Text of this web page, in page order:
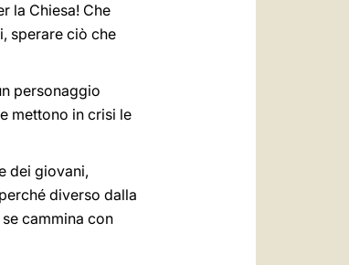
la Chiesa! Che
sperare ciò che
personaggio
mettono in crisi le
dei giovani,
diverso dalla
cammina con